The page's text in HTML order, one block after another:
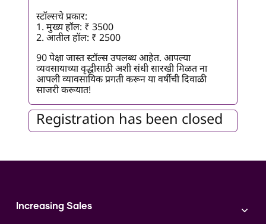
स्टॉल्सचे प्रकार:
1. मुख्य हॉल: ₹ 3500
2. आतील हॉल: ₹ 2500
90 पेक्षा जास्त स्टॉल्स उपलब्ध आहेत. आपल्या
व्यवसायाच्या वृद्धीसाठी अशी संधी सारखी मिळत ना
आपली व्यावसायिक प्रगती करून या वर्षीची दिवाळी
साजरी करूयात!
Registration has been closed
Increasing Sales